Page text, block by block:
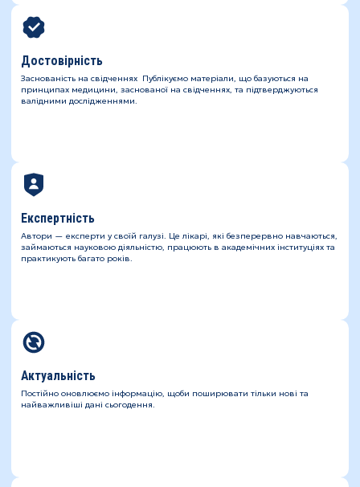
Достовірність
Заснованість на свідченнях Публікуємо матеріали, що базуються на
принципах медицини, заснованої на свідченнях, та підтверджуються
валідними дослідженнями.
Експертність
Автори — експерти у своїй галузі. Це лікарі, які безперервно навчаються,
займаються науковою діяльністю, працюють в академічних інституціях та
практикують багато років.
Актуальність
Постійно оновлюємо інформацію, щоби поширювати тільки нові та
найважливіші дані сьогодення.